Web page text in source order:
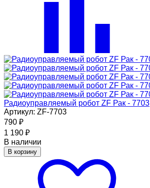
Радиоуправляемый робот ZF Рак - 7703
Артикул: ZF-7703
790 ₽
1 190 ₽
В наличии
В корзину